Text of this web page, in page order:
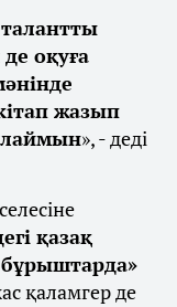
талантты
оқуға
жазып
», - деді
қазақ
қаламгер де